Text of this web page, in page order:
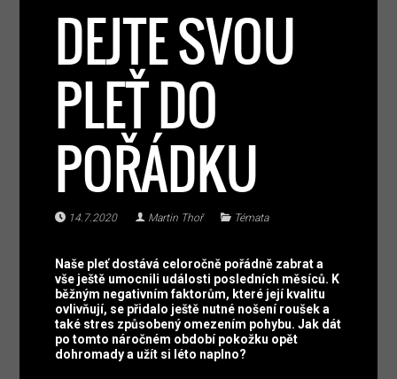
DEJTE SVOU
PLEŤ DO
POŘÁDKU
14.7.2020 Martin Thoř Témata
Naše pleť dostává celoročně pořádně zabrat a
vše ještě umocnili události posledních měsíců. K
běžným negativním faktorům, které její kvalitu
ovlivňují, se přidalo ještě nutné nošení roušek a
také stres způsobený omezením pohybu. Jak dát
po tomto náročném období pokožku opět
dohromady a užít si léto naplno?